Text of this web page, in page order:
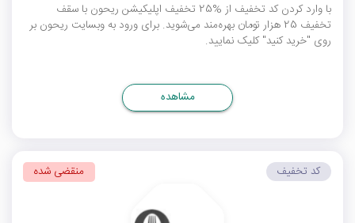
با وارد کردن کد تخفیف از %25 تخفیف اپلیکیشن ریحون با سقف
تخفیف 25 هزار تومان بهره‌مند می‌شوید. برای ورود به وبسایت ریحون بر
روی "خرید کنید" کلیک نمایید.
مشاهده
کد تخفیف منقضی شده